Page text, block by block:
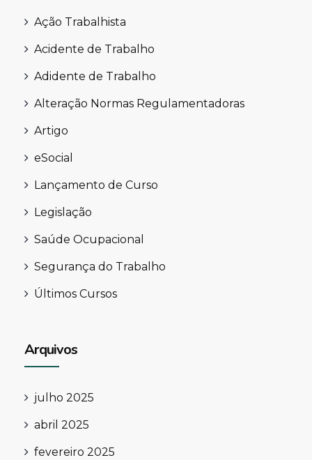
Ação Trabalhista
Acidente de Trabalho
Adidente de Trabalho
Alteração Normas Regulamentadoras
Artigo
eSocial
Lançamento de Curso
Legislação
Saúde Ocupacional
Segurança do Trabalho
Últimos Cursos
Arquivos
julho 2025
abril 2025
fevereiro 2025